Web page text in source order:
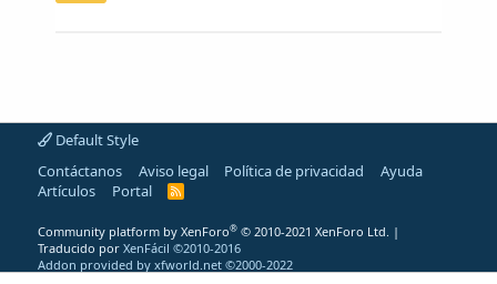
Default Style
Contáctanos
Aviso legal Política de privacidad
Ayuda
Artículos
Portal
R
Community platform by XenForo® © 2010-2021 XenForo Ltd. |
Traducido por XenFácil ©2010-2016
Addon provided by xfworld.net ©2000-2022